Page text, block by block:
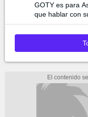
GOTY es para
que hablar con